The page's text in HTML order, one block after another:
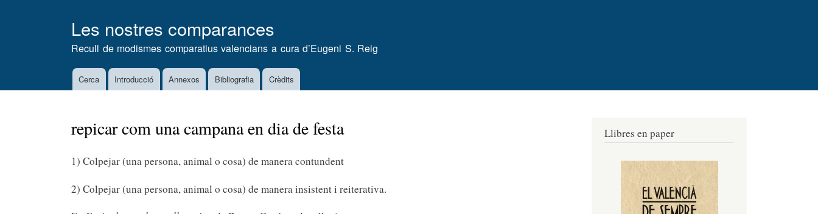
Les nostres comparances
Recull de modismes comparatius valencians a cura d’Eugeni S. Reig
MainCerca Introducció Annexos Bibliografia Crèdits
repicar com una campana en dia de festa
1) Colpejar (una persona, animal o cosa) de manera contundent
2) Colpejar (una persona, animal o cosa) de manera insistent i reiterativa.
Llibres en paper